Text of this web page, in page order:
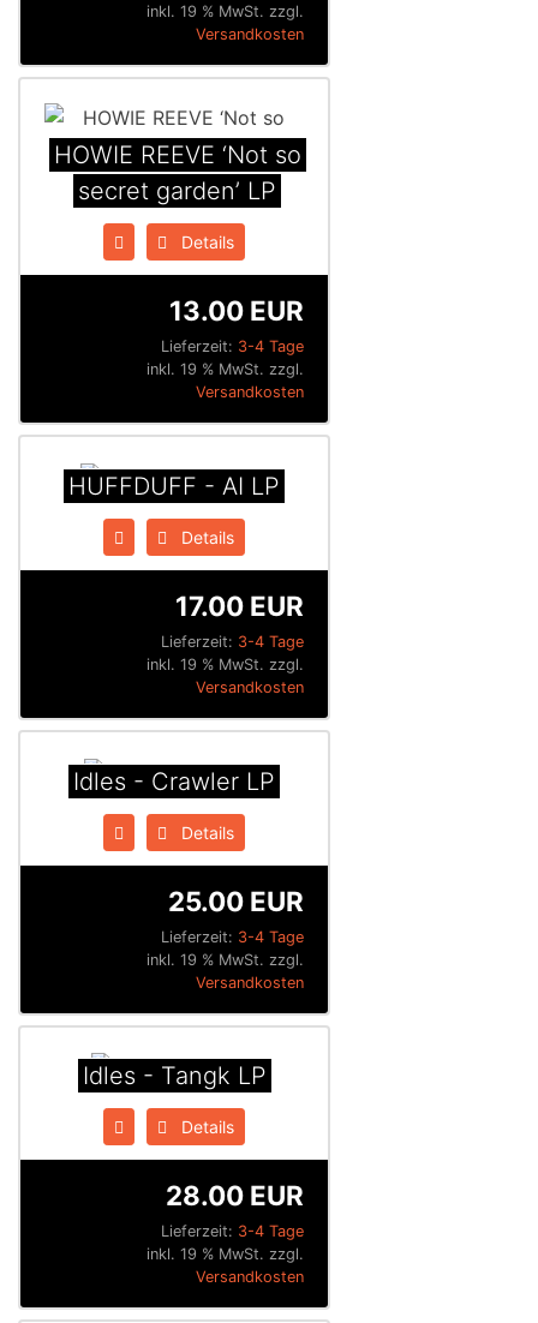
inkl. 19 % MwSt. zzgl.
Versandkosten
HOWIE REEVE ‘Not so
secret garden’ LP
Details
Lieferzeit: 3-4 Tage
13.00 EUR
inkl. 19 % MwSt. zzgl.
Versandkosten
HUFFDUFF - AI LP
Details
Lieferzeit: 3-4 Tage
17.00 EUR
inkl. 19 % MwSt. zzgl.
Versandkosten
Idles - Crawler LP
Details
Lieferzeit: 3-4 Tage
25.00 EUR
inkl. 19 % MwSt. zzgl.
Versandkosten
Idles - Tangk LP
Details
Lieferzeit: 3-4 Tage
28.00 EUR
inkl. 19 % MwSt. zzgl.
Versandkosten